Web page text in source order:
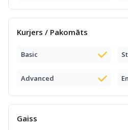
Kurjers / Pakomāts
Basic
Advanced
Gaiss